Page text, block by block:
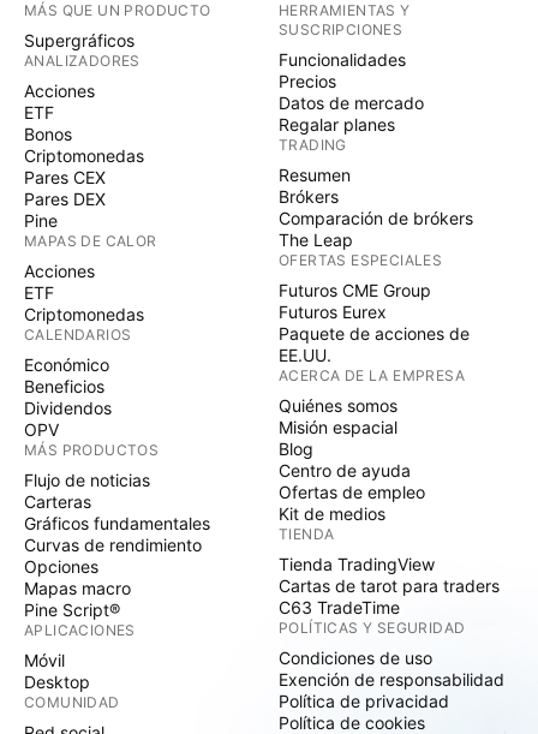
MÁS QUE UN PRODUCTO
Supergráficos
ANALIZADORES
Acciones
ETF
Bonos
Criptomonedas
Pares CEX
Pares DEX
Pine
MAPAS DE CALOR
Acciones
ETF
Criptomonedas
CALENDARIOS
Económico
Beneficios
Dividendos
OPV
MÁS PRODUCTOS
Flujo de noticias
Carteras
Gráficos fundamentales
Curvas de rendimiento
Opciones
Mapas macro
Pine Script®
APLICACIONES
Móvil
Desktop
COMUNIDAD
HERRAMIENTAS Y
SUSCRIPCIONES
Funcionalidades
Precios
Datos de mercado
Regalar planes
TRADING
Resumen
Brókers
Comparación de brókers
The Leap
OFERTAS ESPECIALES
Futuros CME Group
Futuros Eurex
Paquete de acciones de
EE.UU.
ACERCA DE LA EMPRESA
Quiénes somos
Misión espacial
Blog
Centro de ayuda
Ofertas de empleo
Kit de medios
TIENDA
Tienda TradingView
Cartas de tarot para traders
C63 TradeTime
POLÍTICAS Y SEGURIDAD
Condiciones de uso
Exención de responsabilidad
Política de privacidad
Política de cookies